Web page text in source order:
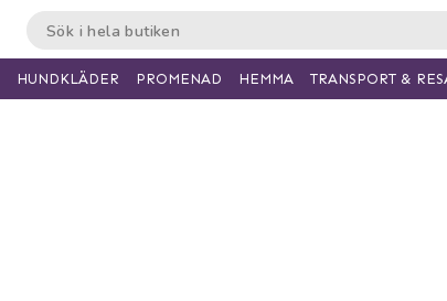
HUNDKLÄDER PROMENAD HEMMA TRANSPORT &